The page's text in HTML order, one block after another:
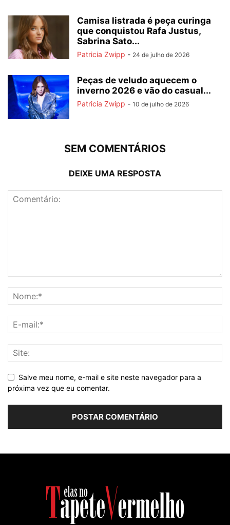
Camisa listrada é peça curinga
que conquistou Rafa Justus,
Sabrina Sato...
Patricia Zwipp - 24 de julho de 2026
Peças de veludo aquecem o
inverno 2026 e vão do casual...
Patricia Zwipp - 10 de julho de 2026
SEM COMENTÁRIOS
DEIXE UMA RESPOSTA
Salve meu nome, e-mail e site neste navegador para a
próxima vez que eu comentar.